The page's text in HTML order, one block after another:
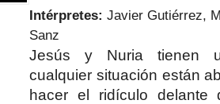
Intérpretes: Javier Gutiérrez,
Sanz
Jesús y Nuria tienen
cualquier situación están
hacer el ridículo